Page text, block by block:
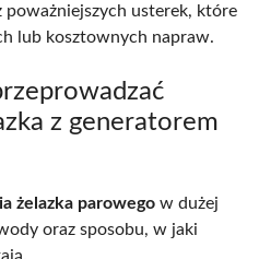
poważniejszych usterek, które
lub kosztownych napraw.
z generatorem
żelazka parowego w dużej
oraz sposobu, w jaki